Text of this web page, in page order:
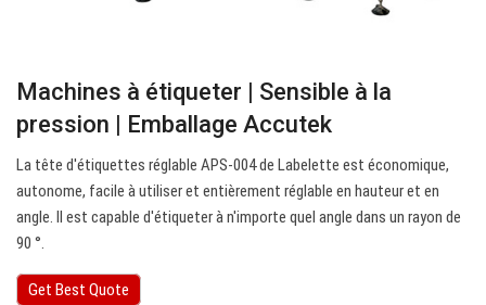
Machines à étiqueter | Sensible à la
pression | Emballage Accutek
La tête d'étiquettes réglable APS-004 de Labelette est économique,
autonome, facile à utiliser et entièrement réglable en hauteur et en
angle. Il est capable d'étiqueter à n'importe quel angle dans un rayon de
90 °.
Get Best Quote